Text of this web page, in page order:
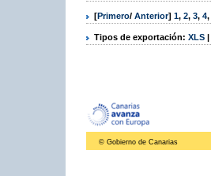
[Primero/ Anterior] 1, 2, 3, 4,
Tipos de exportación: XLS |
© Gobierno de Canarias